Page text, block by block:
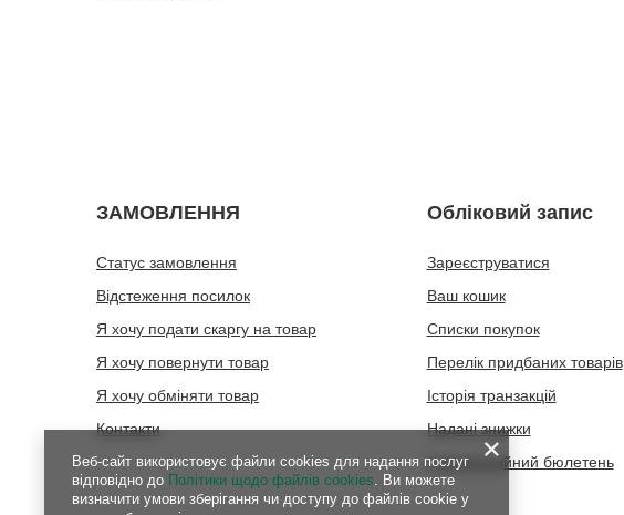
ЗАМОВЛЕННЯ
Статус замовлення
Відстеження посилок
Я хочу подати скаргу на товар
Я хочу повернути товар
Я хочу обміняти товар
Контакти
Обліковий запис
Зареєструватися
Ваш кошик
Списки покупок
Перелік придбаних товарів
Історія транзакцій
Надані знижки
Інформаційний бюлетень
Веб-сайт використовує файли cookies для надання послуг
відповідно до Політики щодо файлів cookies. Ви можете
визначити умови зберігання чи доступу до файлів cookie у